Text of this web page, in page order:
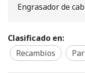
Engrasador de
Clasificado en:
Recambios